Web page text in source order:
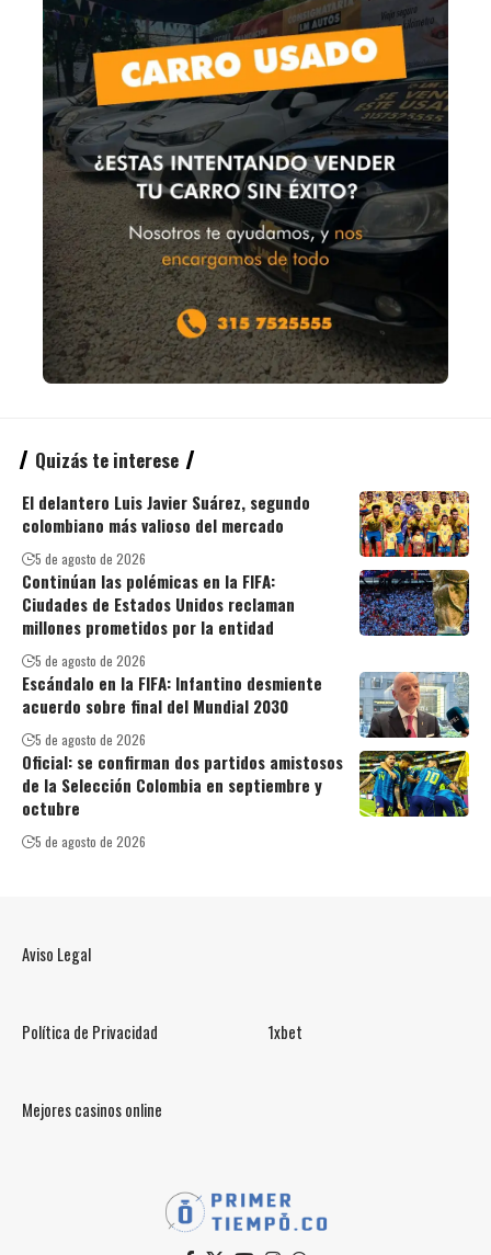
Quizás te interese
El delantero Luis Javier Suárez, segundo
colombiano más valioso del mercado
5 de agosto de 2026
Continúan las polémicas en la FIFA:
Ciudades de Estados Unidos reclaman
millones prometidos por la entidad
5 de agosto de 2026
Escándalo en la FIFA: Infantino desmiente
acuerdo sobre final del Mundial 2030
5 de agosto de 2026
Oficial: se confirman dos partidos amistosos
de la Selección Colombia en septiembre y
octubre
5 de agosto de 2026
Aviso Legal
Política de Privacidad 1xbet
Mejores casinos online